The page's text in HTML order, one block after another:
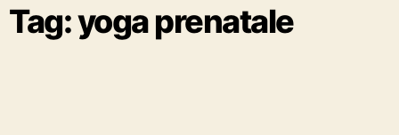
Tag: yoga prenatale